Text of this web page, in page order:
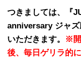
つきましては、『
anniversary ジャズ
いただきます。
※開
後、毎日ゲリラ的